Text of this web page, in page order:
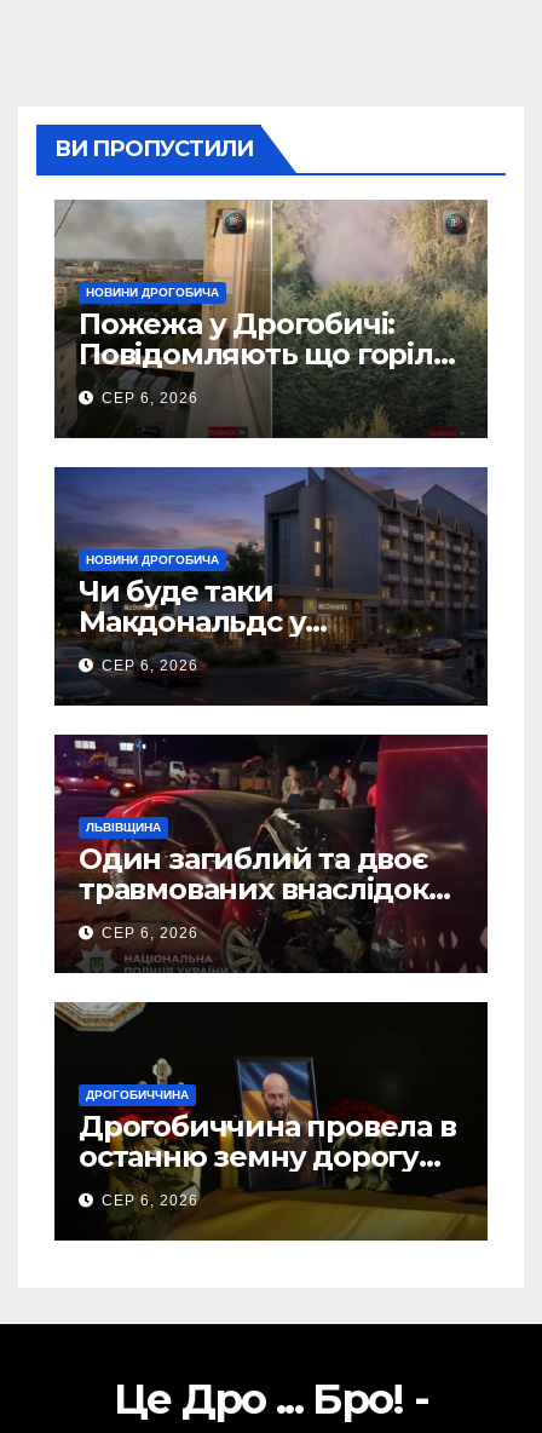
ВИ ПРОПУСТИЛИ
НОВИНИ ДРОГОБИЧА
Пожежа у Дрогобичі:
Повідомляють що горіло
5 гаражів (Відео)
СЕР 6, 2026
НОВИНИ ДРОГОБИЧА
Чи буде таки
Макдональдс у
Дрогобичі? (Фото)
СЕР 6, 2026
ЛЬВІВЩИНА
Один загиблий та двоє
травмованих внаслідок
ДТП на Самбірщині
СЕР 6, 2026
ДРОГОБИЧЧИНА
Дрогобиччина провела в
останню земну дорогу
свого Захисника – Олега
Торського
СЕР 6, 2026
Це Дро ... Бро! -